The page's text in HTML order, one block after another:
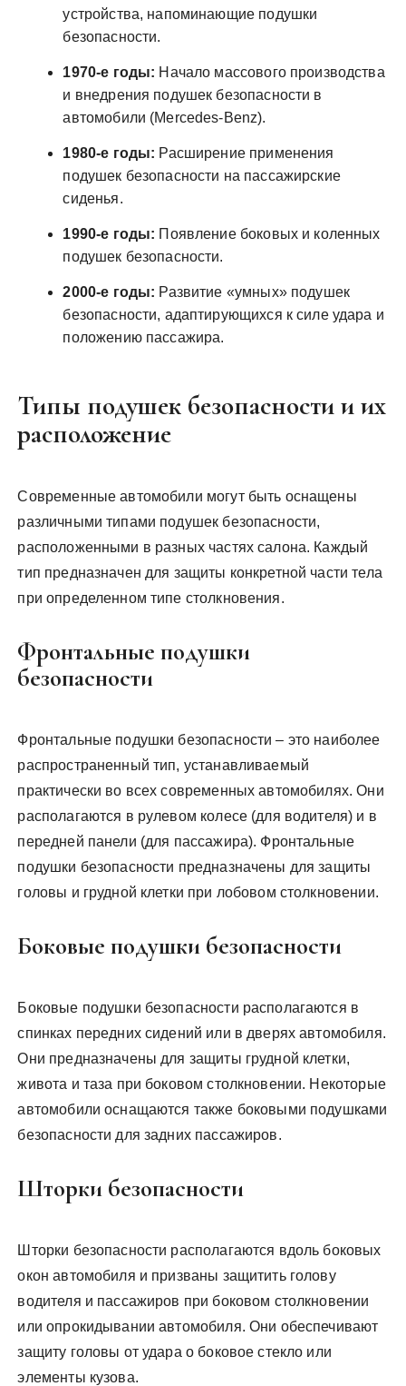
устройства, напоминающие подушки
безопасности.
1970-е годы: Начало массового производства
и внедрения подушек безопасности в
автомобили (Mercedes-Benz).
1980-е годы: Расширение применения
подушек безопасности на пассажирские
сиденья.
1990-е годы: Появление боковых и коленных
подушек безопасности.
2000-е годы: Развитие «умных» подушек
безопасности, адаптирующихся к силе удара и
положению пассажира.
Типы подушек безопасности и их
расположение
Современные автомобили могут быть оснащены
различными типами подушек безопасности,
расположенными в разных частях салона. Каждый
тип предназначен для защиты конкретной части тела
при определенном типе столкновения.
Фронтальные подушки
безопасности
Фронтальные подушки безопасности – это наиболее
распространенный тип, устанавливаемый
практически во всех современных автомобилях. Они
располагаются в рулевом колесе (для водителя) и в
передней панели (для пассажира). Фронтальные
подушки безопасности предназначены для защиты
головы и грудной клетки при лобовом столкновении.
Боковые подушки безопасности
Боковые подушки безопасности располагаются в
спинках передних сидений или в дверях автомобиля.
Они предназначены для защиты грудной клетки,
живота и таза при боковом столкновении. Некоторые
автомобили оснащаются также боковыми подушками
безопасности для задних пассажиров.
Шторки безопасности
Шторки безопасности располагаются вдоль боковых
окон автомобиля и призваны защитить голову
водителя и пассажиров при боковом столкновении
или опрокидывании автомобиля. Они обеспечивают
защиту головы от удара о боковое стекло или
элементы кузова.